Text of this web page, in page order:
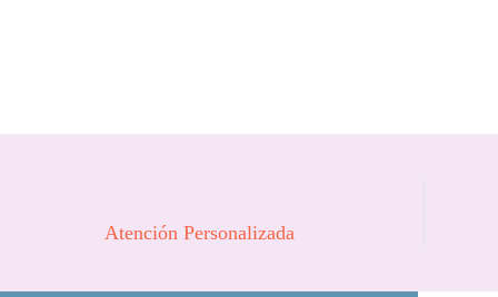
Atención Personalizada